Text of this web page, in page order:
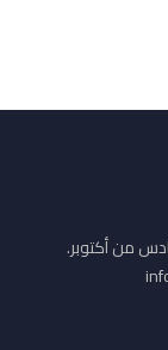
من أكتوبر.